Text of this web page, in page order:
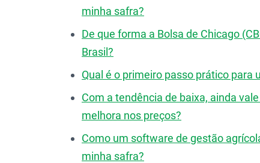
minha safra?
De que forma a Bolsa de Chicago
Brasil?
Qual é o primeiro passo prático para
Com a tendência de baixa, ainda
melhora nos preços?
Como um software de gestão
minha safra?